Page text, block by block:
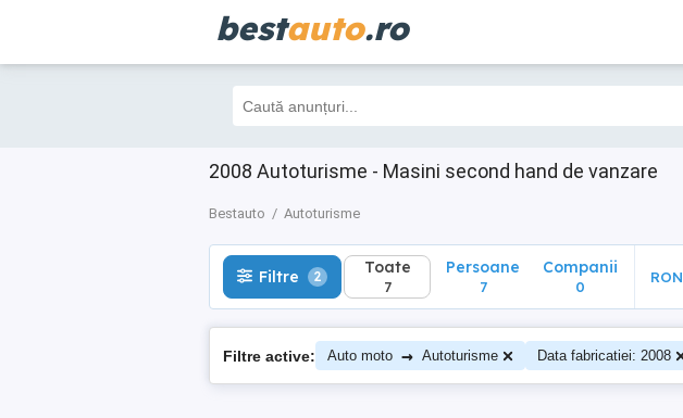
bestauto.ro
2008 Autoturisme - Masini second hand de vanzare
Bestauto Autoturisme
Filtre 2 Toate
7
Filtre 2 Toate
7
Persoane
7
Companii
0
RON
Filtre active: Auto moto → Autoturisme Data fabricatiei: 2008